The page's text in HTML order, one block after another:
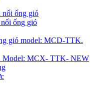
nối ống gió
ống gió
gió model: MCD-TTK.
Model: MCX- TTK- NEW